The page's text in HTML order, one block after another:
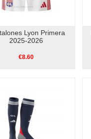
Lyon Primera
2025-2026
€8.60